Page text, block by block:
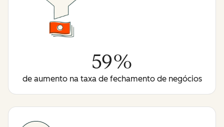
59%
de aumento na taxa de fechamento de negócios